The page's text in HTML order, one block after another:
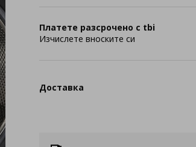
Платете разсрочено с tbi
Изчислете вноските си
Доставка